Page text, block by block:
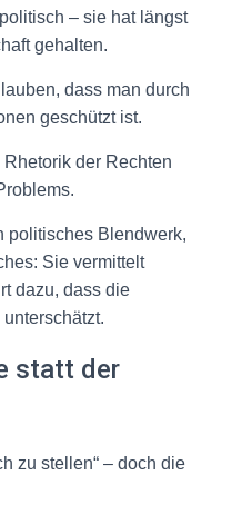
– sie hat längst
gehalten.
dass man durch
geschützt ist.
der Rechten
politisches Blendwerk,
Sie vermittelt
dazu, dass die
statt der
zu stellen“ – doch die